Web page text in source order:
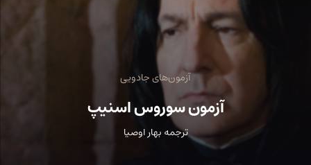
آزمون‌های جادویی
آزمون سوروس اسنیپ
ترجمه بهار اوصيا